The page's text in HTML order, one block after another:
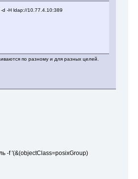
-d -H ldap://10.77.4.10:389
по разному и для разных целей.
-f '(&(objectClass=posixGroup)